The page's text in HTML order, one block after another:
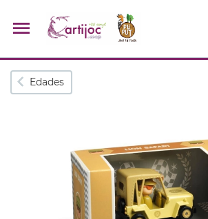
Búsquedas populares
Edades